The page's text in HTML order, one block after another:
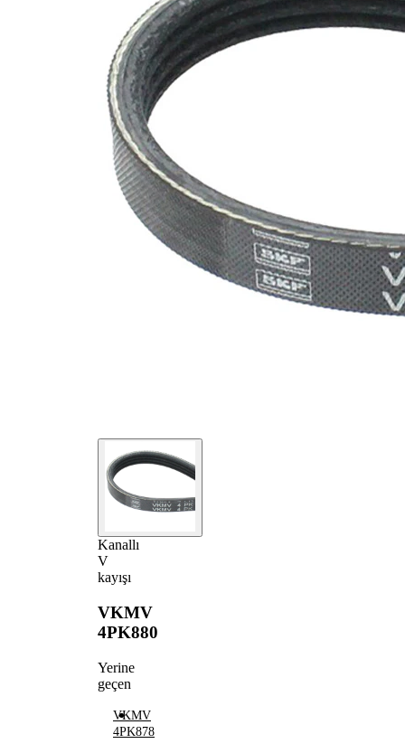
Kanallı
V
kayışı
VKMV
4PK880
Yerine
geçen
VKMV
4PK878
SVHC
mevcut
değil!
Kayış
malzemesi
EPDM
(Etilen
Propilen